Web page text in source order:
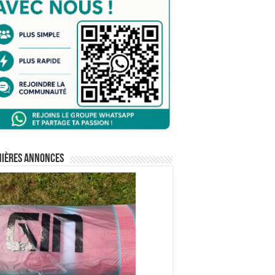
annonces